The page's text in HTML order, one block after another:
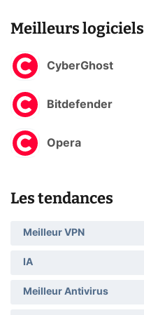
Meilleurs logiciels
CyberGhost
Bitdefender
Opera
Les tendances
Meilleur VPN
IA
Meilleur Antivirus